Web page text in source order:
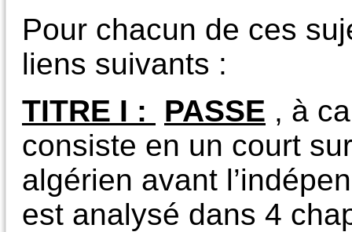
Pour chacun de ces
liens suivants :
TITRE I :
PASSE , à
consiste en un court
algérien avant
est analysé dans 4